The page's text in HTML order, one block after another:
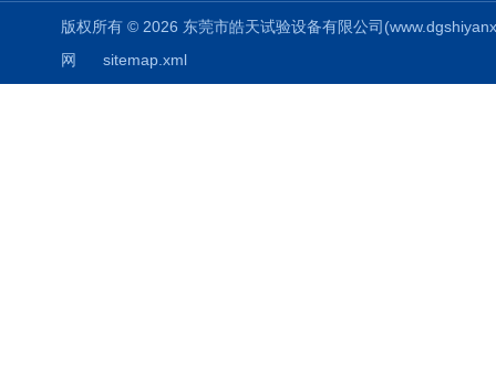
版权所有 © 2026 东莞市皓天试验设备有限公司
网
sitemap.xml